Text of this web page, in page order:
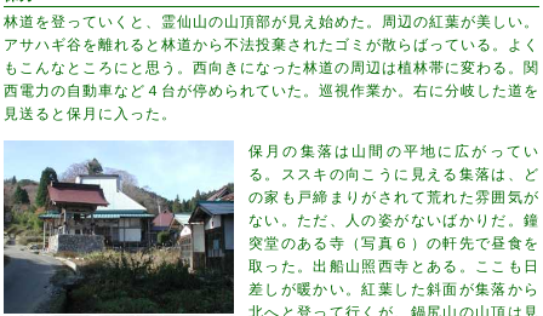
林道を登っていくと、霊仙山の山頂部が見え始めた。周辺の紅葉が美しい。
アサハギ谷を離れると林道から不法投棄されたゴミが散らばっている。よく
もこんなところにと思う。西向きになった林道の周辺は植林帯に変わる。関
西電力の自動車など４台が停められていた。巡視作業か。右に分岐した道を
見送ると保月に入った。
保月の集落は山間の平地に広がってい
る。ススキの向こうに見える集落は、ど
の家も戸締まりがされて荒れた雰囲気が
ない。ただ、人の姿がないばかりだ。鐘
突堂のある寺（写真６）の軒先で昼食を
取った。出船山照西寺とある。ここも日
差しが暖かい。紅葉した斜面が集落から
北へと登って行くが、鍋尻山の山頂は見